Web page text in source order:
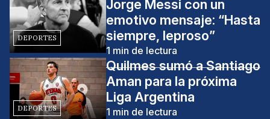
DEPORTES
Jorge Messi con un
emotivo mensaje: “Hasta
siempre, leproso”
1 min de lectura
DEPORTES
Quilmes sumó a Santiago
Aman para la próxima
Liga Argentina
1 min de lectura